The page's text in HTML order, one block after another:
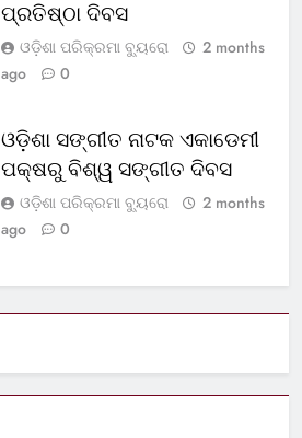
ପ୍ରତିଷ୍ଠା ଦିବସ
ଓଡ଼ିଶା ପରିକ୍ରମା ବ୍ୟୁରୋ
2 months
ago
0
ଓଡ଼ିଶା ସଙ୍ଗୀତ ନାଟକ ଏକାଡେମୀ
ପକ୍ଷରୁ ବିଶ୍ୱ ସଙ୍ଗୀତ ଦିବସ
ଓଡ଼ିଶା ପରିକ୍ରମା ବ୍ୟୁରୋ
2 months
ago
0